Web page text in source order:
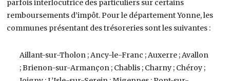
parfois interlocutrice des particuliers sur certains
remboursements d’impôt. Pour le département Yonne, les
communes présentant des trésoreries sont les suivantes :
Aillant-sur-Tholon ; Ancy-le-Franc ; Auxerre ; Avallon
; Brienon-sur-Armançon ; Chablis ; Charny ; Chéroy ;